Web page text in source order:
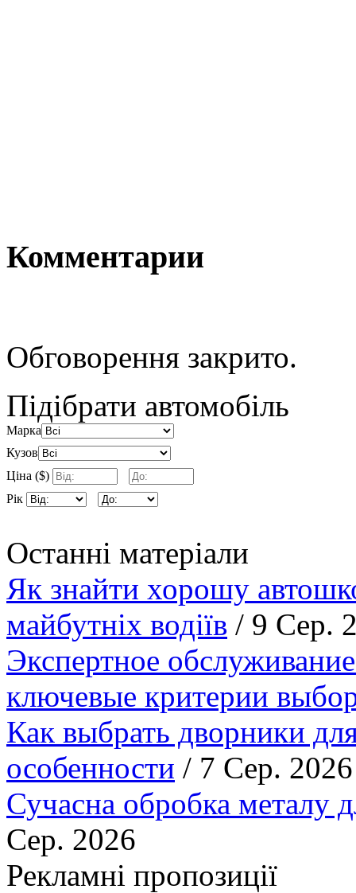
Комментарии
Обговорення закрито.
Підібрати автомобіль
Марка
Кузов
Ціна ($)
Рік
Останні матеріали
Як знайти хорошу
майбутніх водіїв / 9 Сер.
Экспертное
ключевые критерии
Как выбрать дворники
особенности / 7 Сер. 2026
Сучасна обробка металу
Сер. 2026
Рекламні пропозиції